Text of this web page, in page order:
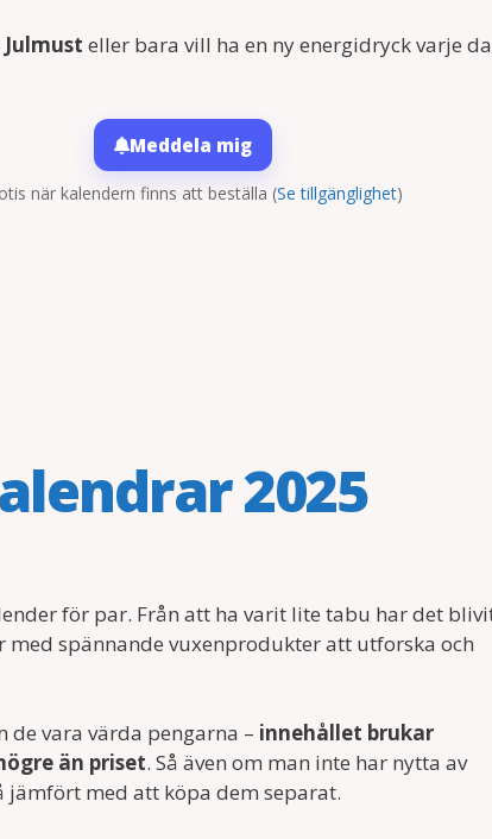
Julmust eller bara vill ha en ny energidryck varje
Meddela mig
när kalendern finns att beställa (Se tillgänglighet)
2025
för par. Från att ha varit lite tabu har det
spännande vuxenprodukter att utforska och
vara värda pengarna – innehållet brukar
än priset. Så även om man inte har nytta av
med att köpa dem separat.